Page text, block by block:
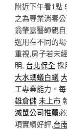
附近下午看1點
之為專業消毒
翁肇嘉醫師親
選用在不同的
重視,房子若未
明, 台北保全採
大水螞蟻白蟻
工專業能力。
雄倉儲 未上市
滅鼠公司推薦
項實績好評,台